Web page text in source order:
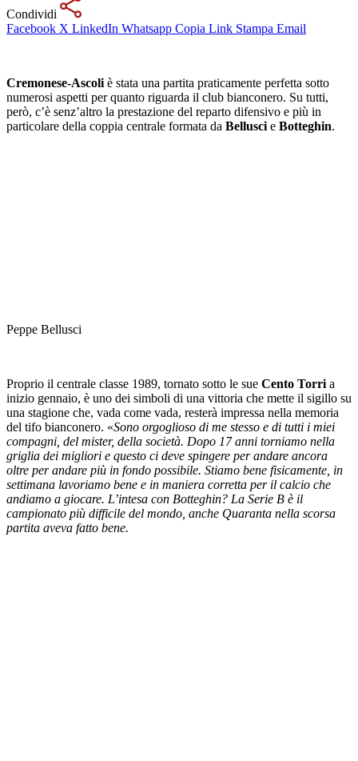
Condividi
Facebook X LinkedIn Whatsapp Copia Link Stampa Email
Cremonese-Ascoli è stata una partita praticamente perfetta sotto
numerosi aspetti per quanto riguarda il club bianconero. Su tutti,
però, c’è senz’altro la prestazione del reparto difensivo e più in
particolare della coppia centrale formata da Bellusci e Botteghin.
Peppe Bellusci
Proprio il centrale classe 1989, tornato sotto le sue Cento Torri a
inizio gennaio, è uno dei simboli di una vittoria che mette il sigillo su
una stagione che, vada come vada, resterà impressa nella memoria
del tifo bianconero. «Sono orgoglioso di me stesso e di tutti i miei
compagni, del mister, della società. Dopo 17 anni torniamo nella
griglia dei migliori e questo ci deve spingere per andare ancora
oltre per andare più in fondo possibile. Stiamo bene fisicamente, in
settimana lavoriamo bene e in maniera corretta per il calcio che
andiamo a giocare. L’intesa con Botteghin? La Serie B è il
campionato più difficile del mondo, anche Quaranta nella scorsa
partita aveva fatto bene.